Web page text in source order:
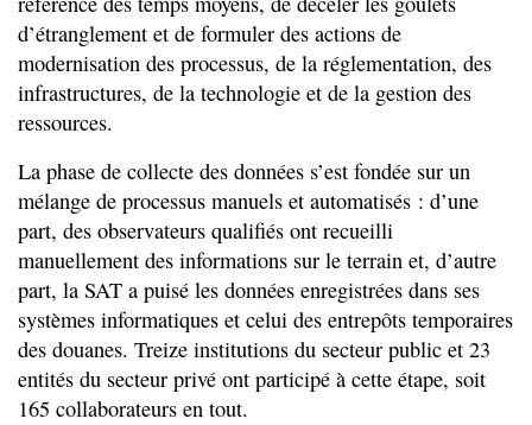
d’étranglement et de formuler des actions de
modernisation des processus, de la réglementation, des
infrastructures, de la technologie et de la gestion des
ressources.
La phase de collecte des données s’est fondée sur un
mélange de processus manuels et automatisés : d’une
part, des observateurs qualifiés ont recueilli
manuellement des informations sur le terrain et, d’autre
part, la SAT a puisé les données enregistrées dans ses
systèmes informatiques et celui des entrepôts temporaires
des douanes. Treize institutions du secteur public et 23
entités du secteur privé ont participé à cette étape, soit
165 collaborateurs en tout.